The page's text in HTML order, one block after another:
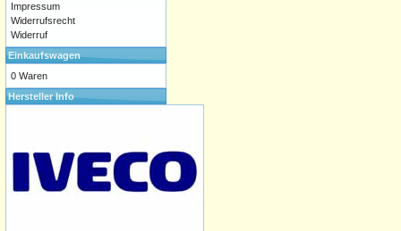
Impressum
Widerrufsrecht
Widerruf
Einkaufswagen
0 Waren
Hersteller Info